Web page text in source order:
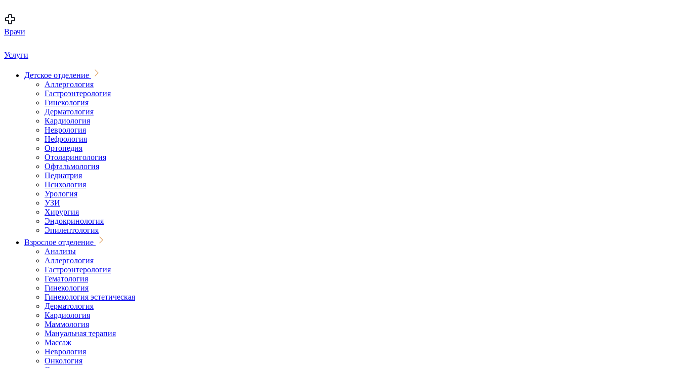
Врачи
Услуги
Детское отделение
Аллергология
Гастроэнтерология
Гинекология
Дерматология
Кардиология
Неврология
Нефрология
Ортопедия
Отоларингология
Офтальмология
Педиатрия
Психология
Урология
УЗИ
Хирургия
Эндокринология
Эпилептология
Взрослое отделение
Анализы
Аллергология
Гастроэнтерология
Гематология
Гинекология
Гинекология эстетическая
Дерматология
Кардиология
Маммология
Мануальная терапия
Массаж
Неврология
Онкология